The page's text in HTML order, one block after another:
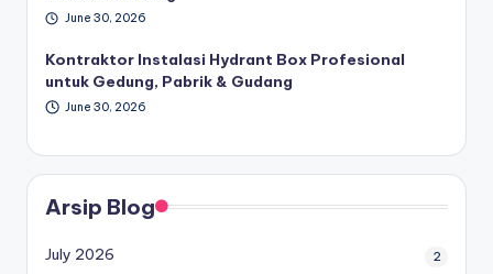
June 30, 2026
Kontraktor Instalasi Hydrant Box Profesional
untuk Gedung, Pabrik & Gudang
June 30, 2026
Arsip Blog
July 2026 2